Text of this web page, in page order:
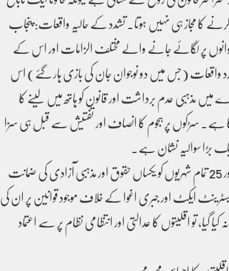
کرنے کا مجاز ہی نہیں ہوتا۔ تشدد کے حالیہ واقعات: پنجاب
پر لگائے جانے والے مختلف الزامات اور اس کے
واقعات (جس میں دو نوجوان جان کی بازی ہار گئے) اس
مذہبی عدم برداشت اور قانون کو ہاتھ میں لینے کا
ہے۔ سڑکوں پر ہجوم کا انصاف اور تفتیش سے قبل ہی سزا
بڑا سوالیہ نشان ہے۔
آئینِ پاکستان کا آرٹیکل 20 اور 25 تمام شہریوں کو یکساں حقوق اور مذہبی آزادی کی ضمانت
ایکٹ اور جبری اغوا کے خلاف موجود قوانین پر ان کی
تو اقلیتوں کا عدالتی اور انتظامی نظام پر سے اعتماد